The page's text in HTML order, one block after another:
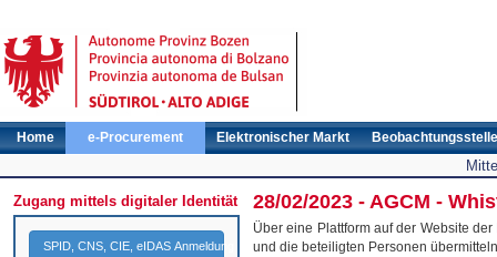
Home e-Procurement Elektronischer Markt Beobachtungsstelle
Zugang mittels digitaler Identität
SPID, CNS, CIE, eIDAS Anmeldung
28/02/2023 - AGCM -
Über eine Plattform auf der Website
und die beteiligten Personen